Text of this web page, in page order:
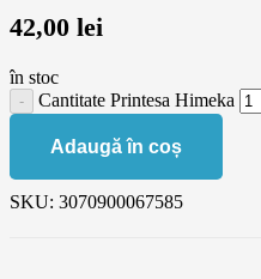
42,00 lei
în stoc
Cantitate Printesa Himeka
Adaugă în coș
SKU: 3070900067585